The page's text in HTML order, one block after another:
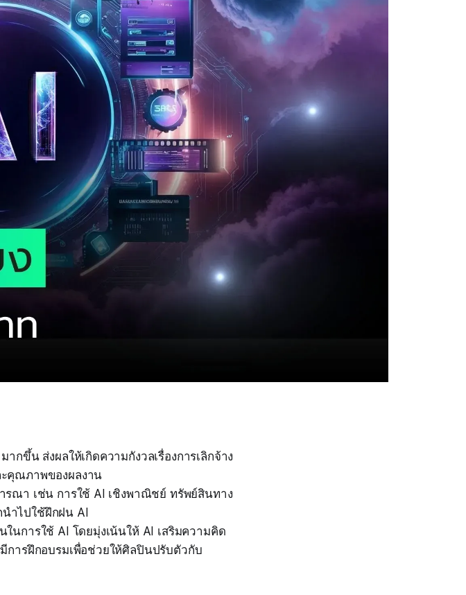
กขึ้น ส่งผลให้เกิดความกังวลเรื่องการเลิกจ้าง
คุณภาพของผลงาน
รณา เช่น การใช้ AI เชิงพาณิชย์ ทรัพย์สินทาง
ำไปใช้ฝึกฝน AI
นการใช้ AI โดยมุ่งเน้นให้ AI เสริมความคิด
การฝึกอบรมเพื่อช่วยให้ศิลปินปรับตัวกับ